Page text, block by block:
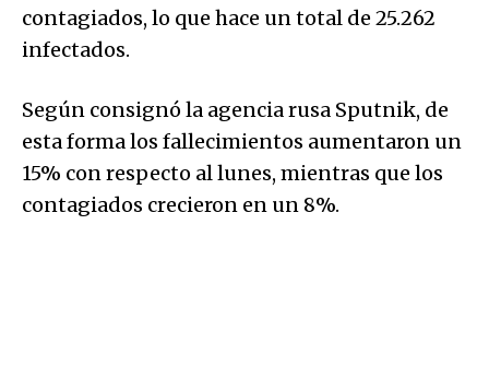
contagiados, lo que hace un total de 25.262
infectados.
Según consignó la agencia rusa Sputnik, de
esta forma los fallecimientos aumentaron un
15% con respecto al lunes, mientras que los
contagiados crecieron en un 8%.